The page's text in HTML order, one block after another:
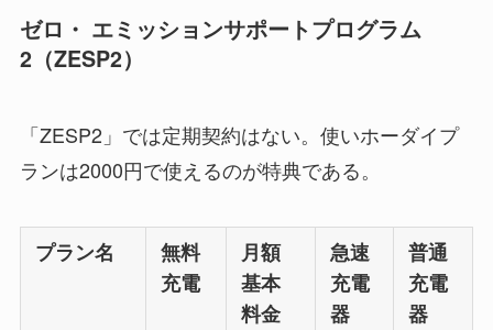
ゼロ・ エミッションサポートプログラム
2（ZESP2）
「ZESP2」では定期契約はない。使いホーダイプ
ランは2000円で使えるのが特典である。
プラン名
無料
充電
月額
基本
料金
急速
充電
器
普通
充電
器